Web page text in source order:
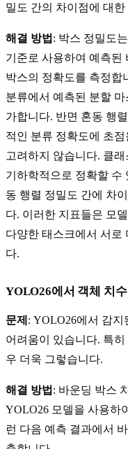
밀도 간의 차이점에 대한
해결 방법 : 박스 정밀도
기준로 사용하여 예측된
박스의 정확도를 측정합
분류에서 예측된 분할
가합니다. 반면 혼동 행
적인 분류 정확도에 초
고려하지 않습니다. 클
기하학적으로 정확할 수
동 행렬 정밀도 간에 차
다. 이러한 지표들은 모
다양한 태스크에서 서로
다.
YOLO26에서 객체 치수
문제 : YOLO26에서 감지
어려움이 있습니다. 특
우 더욱 그렇습니다.
해결 방법 : 바운딩 박스
YOLO26 모델을 사용하
런 다음 예측 결과에서